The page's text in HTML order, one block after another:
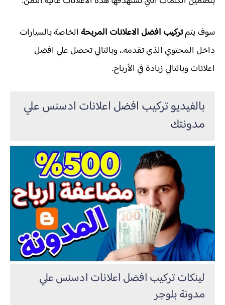
سوف يتمتركيب افضل الاعلانات المربحة الخاصة بالسيارات
داخل المحتوي الذي تقدمه.، وبالتالي تحصل علي افضل
اعلانات وبالتالي زيادة في الأرباح.
بالفيديو تركيب افضل اعلانات ادسنس علي
مدونتك
لينكات تركيب افضل اعلانات ادسنس علي
مدونة بلوجر